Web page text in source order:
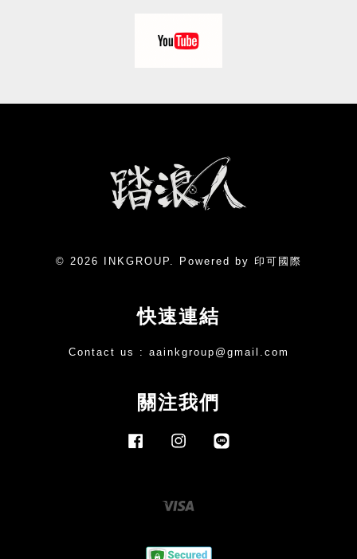
© 2026 INKGROUP. Powered by 印可國際
快速連結
Contact us : aainkgroup@gmail.com
關注我們
FacebookInstagram